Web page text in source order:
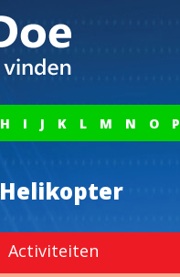
H I J K L M N O P
Helikopter
Activiteiten